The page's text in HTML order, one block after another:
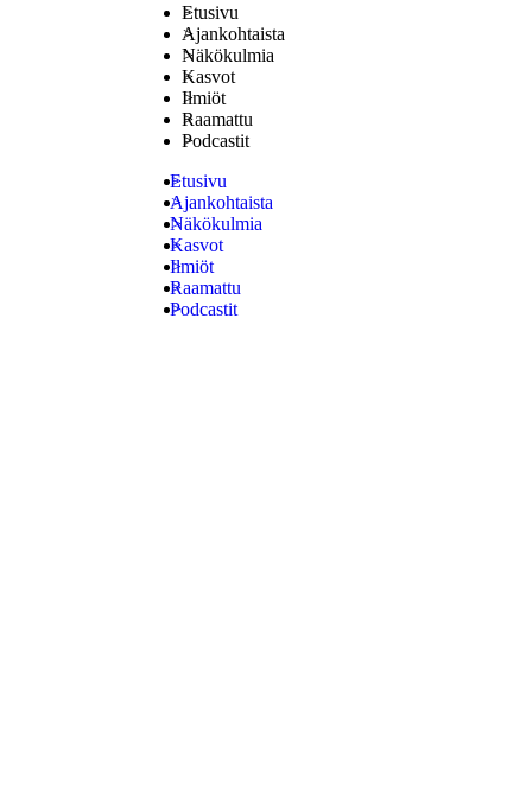
Etusivu
Ajankohtaista
Näkökulmia
Kasvot
Ilmiöt
Raamattu
Podcastit
Etusivu
Ajankohtaista
Näkökulmia
Kasvot
Ilmiöt
Raamattu
Podcastit